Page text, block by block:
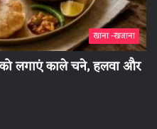
खाना -खजाना
को लगाएं काले चने, हलवा और